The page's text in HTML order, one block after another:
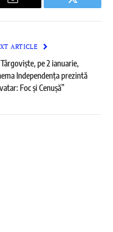
Email Twitter
ARTICLE
pe 2 ianuarie,
Independența prezintă
Foc și Cenușă”